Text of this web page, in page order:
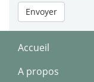
Envoyer
Accueil
A propos